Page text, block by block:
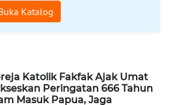
Katalog
Katolik Fakfak Ajak Umat
Peringatan 666 Tahun
Masuk Papua, Jaga